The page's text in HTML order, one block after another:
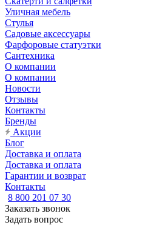
Уличная мебель
Стулья
Садовые аксессуары
Фарфоровые статуэтки
Сантехника
О компании
О компании
Новости
Отзывы
Контакты
Бренды
Акции
Блог
Доставка и оплата
Доставка и оплата
Гарантии и возврат
Контакты
8 800 201 07 30
Заказать звонок
Задать вопрос